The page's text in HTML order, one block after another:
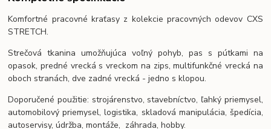
Komfortné pracovné kraťasy z kolekcie pracovných odevov CXS
STRETCH.
Strečová tkanina umožňujúca voľný pohyb, pas s pútkami na
opasok, predné vrecká s vreckom na zips, multifunkčné vrecká na
oboch stranách, dve zadné vrecká - jedno s klopou.
Doporučené použitie: strojárenstvo, stavebníctvo, ľahký priemysel,
automobilový priemysel, logistika, skladová manipulácia, špedícia,
autoservisy, údržba, montáže, záhrada, hobby.